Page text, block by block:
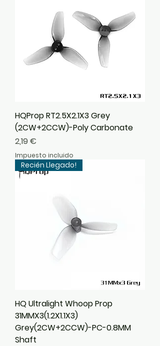
HQProp RT2.5X2.1X3 Grey
(2CW+2CCW)-Poly Carbonate
Precio
2,19 €
Impuesto incluido
Recién Llegado!
HQ Ultralight Whoop Prop
31MMX3(1.2X1.1X3)
Grey(2CW+2CCW)-PC-0.8MM
Shaft